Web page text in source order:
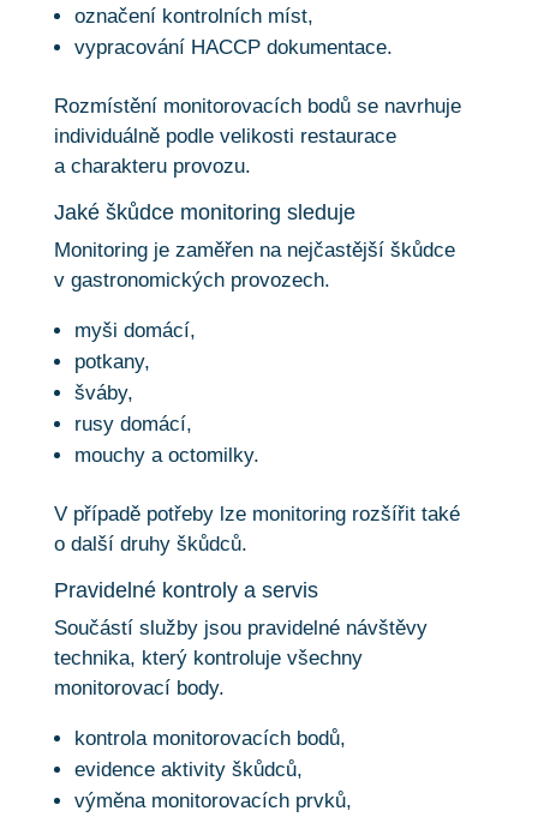
označení kontrolních míst,
vypracování HACCP dokumentace.
Rozmístění monitorovacích bodů se navrhuje
individuálně podle velikosti restaurace
a charakteru provozu.
Jaké škůdce monitoring sleduje
Monitoring je zaměřen na nejčastější škůdce
v gastronomických provozech.
myši domácí,
potkany,
šváby,
rusy domácí,
mouchy a octomilky.
V případě potřeby lze monitoring rozšířit také
o další druhy škůdců.
Pravidelné kontroly a servis
Součástí služby jsou pravidelné návštěvy
technika, který kontroluje všechny
monitorovací body.
kontrola monitorovacích bodů,
evidence aktivity škůdců,
výměna monitorovacích prvků,